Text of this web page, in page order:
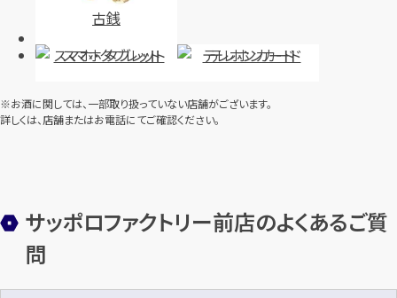
古銭
スマホ・タブレット テレホンカード
※お酒に関しては、一部取り扱っていない店舗がございます。
詳しくは、店舗またはお電話にてご確認ください。
サッポロファクトリー前店のよくあるご質
問